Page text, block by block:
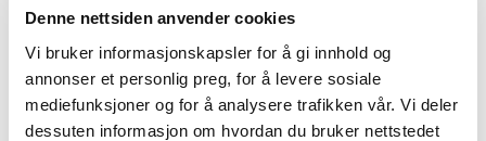
Denne nettsiden anvender cookies
Vi bruker informasjonskapsler for å gi innhold og
annonser et personlig preg, for å levere sosiale
mediefunksjoner og for å analysere trafikken vår. Vi deler
dessuten informasjon om hvordan du bruker nettstedet
minimalisme. Den svarte fargen gjør enheten mer
nøytral - spesielt i moderne, mørke eller stilrene
interiører - og forhindrer at viften dominerer
rommet. Black Edition passer perfekt i rom med
mørke vegger, treverk, betong, betongtak eller